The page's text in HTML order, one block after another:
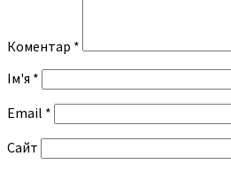
Коментар *
Ім'я *
Email *
Сайт